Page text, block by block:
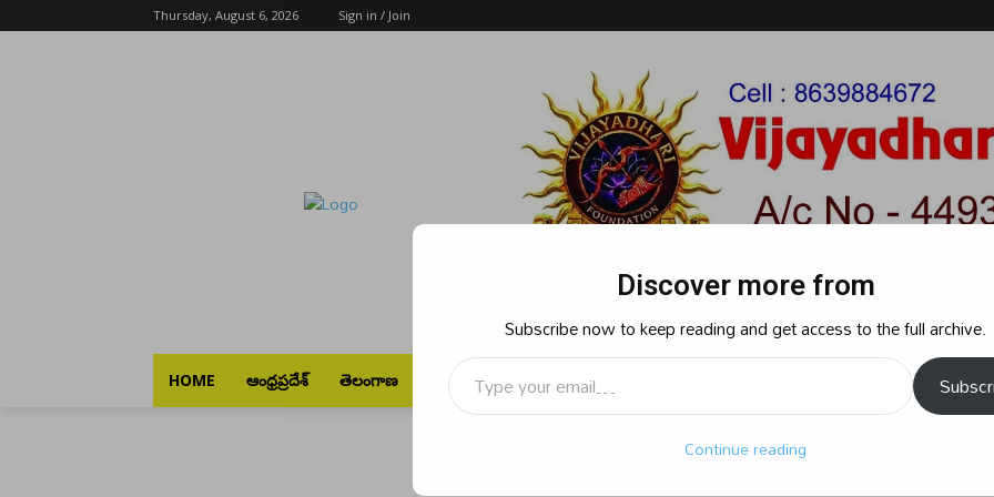
Thursday, August 6, 2026 Sign in / Join
HOME ఆంధ్రప్రదేశ్ తెలంగాణ భారత్ రాజకీయం క్రైమ్ బిజినెస్
Discover more from
Subscribe now to keep reading and get access to the full archive.
Type your email…
Continue reading